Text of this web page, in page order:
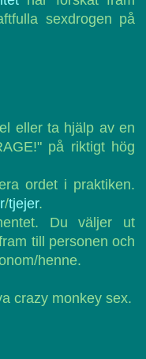
sexdrogen på
eller ta hjälp av en
på riktigt hög
ordet i praktiken.
/tjejer.
Du väljer ut
till personen och
henne.
crazy monkey sex.